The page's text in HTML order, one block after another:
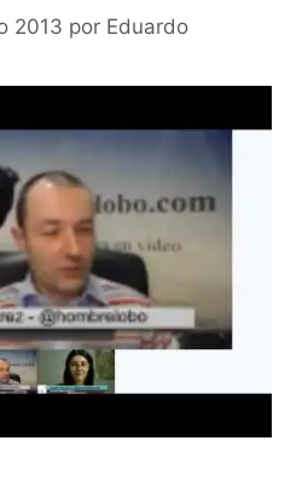
2013 por Eduardo